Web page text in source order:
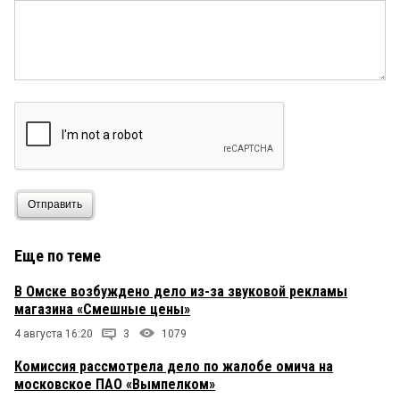
Отправить
Еще по теме
В Омске возбуждено дело из-за звуковой рекламы
магазина «Смешные цены»
4 августа 16:20 3 1079
Комиссия рассмотрела дело по жалобе омича на
московское ПАО «Вымпелком»